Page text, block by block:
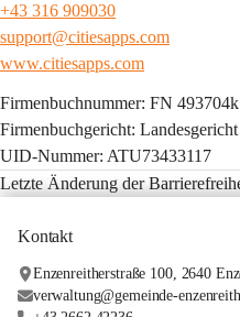
+43 316 909030
support@citiesapps.com
www.citiesapps.com
Firmenbuchnummer: FN 493704k
Firmenbuchgericht:
UID-Nummer: ATU73433117
Letzte Änderung der
Kontakt
Enzenreitherstraße 100, 2640
verwaltung@gemeinde-